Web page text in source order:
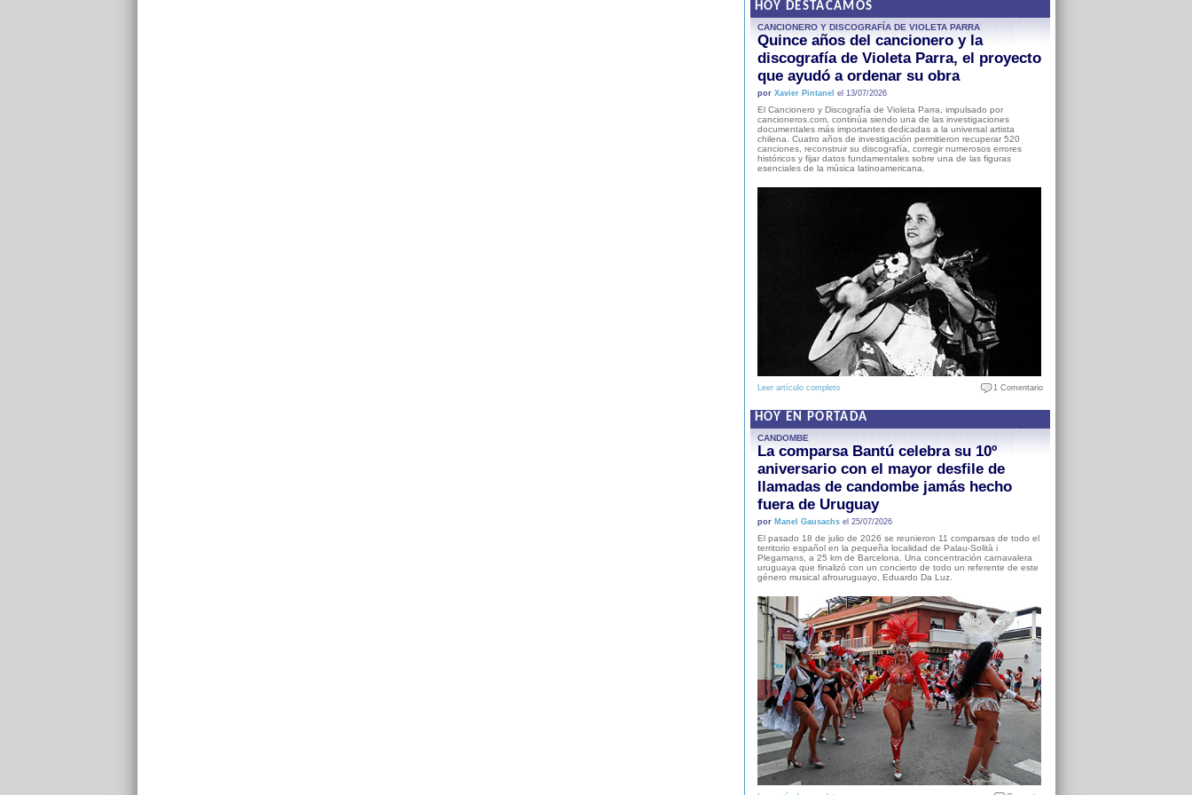
HOY DESTACAMOS
CANCIONERO Y DISCOGRAFÍA DE VIOLETA PARRA
Quince años del cancionero y la
discografía de Violeta Parra, el proyecto
que ayudó a ordenar su obra
por Xavier Pintanel el 13/07/2026
El Cancionero y Discografía de Violeta Parra, impulsado por
cancioneros.com, continúa siendo una de las investigaciones
documentales más importantes dedicadas a la universal artista
chilena. Cuatro años de investigación permitieron recuperar 520
canciones, reconstruir su discografía, corregir numerosos errores
históricos y fijar datos fundamentales sobre una de las figuras
esenciales de la música latinoamericana.
Leer artículo completo 1 Comentario
HOY EN PORTADA
CANDOMBE
La comparsa Bantú celebra su 10º
aniversario con el mayor desfile de
llamadas de candombe jamás hecho
fuera de Uruguay
por Manel Gausachsel 25/07/2026
El pasado 18 de julio de 2026 se reunieron 11 comparsas de todo el
territorio español en la pequeña localidad de Palau-Solità i
Plegamans, a 25 km de Barcelona. Una concentración carnavalera
uruguaya que finalizó con un concierto de todo un referente de este
género musical afrouruguayo, Eduardo Da Luz.